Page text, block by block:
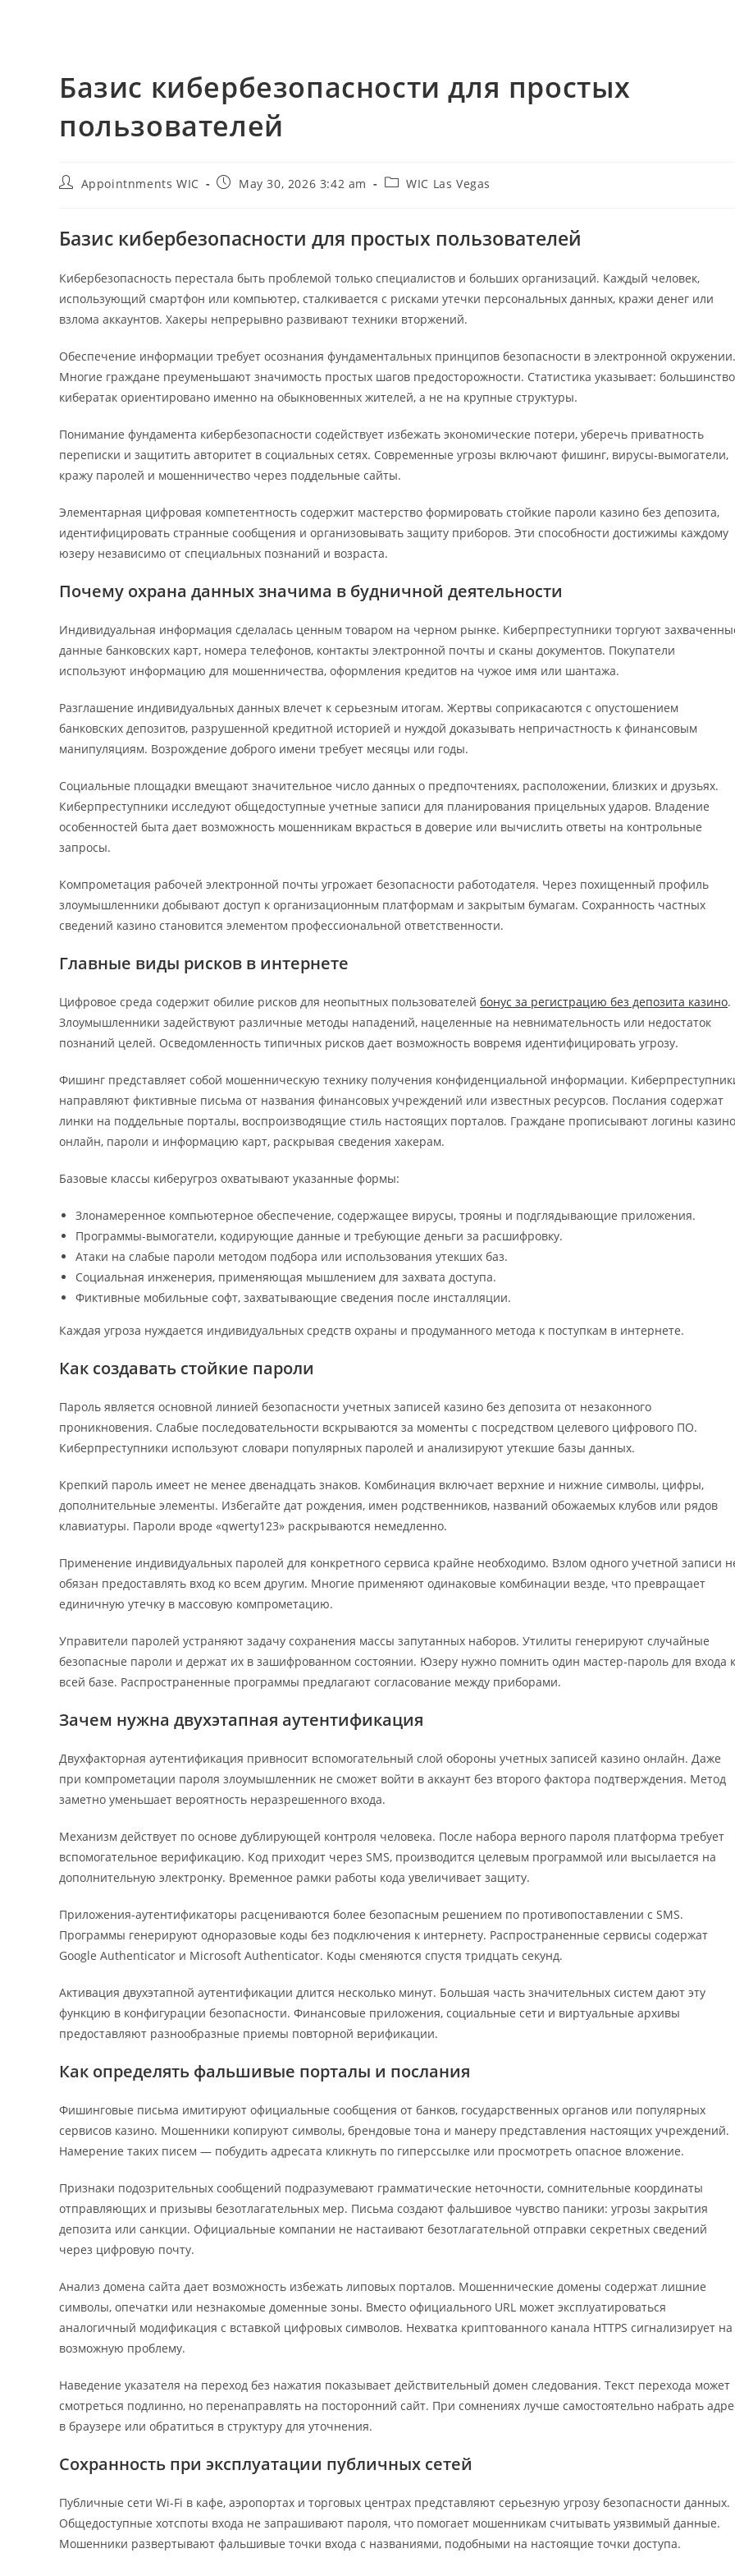
Базис кибербезопасности для простых
пользователей
PostAppointnments WIC
PostMay 30, 2026 3:42 am
PostWIC Las Vegas
Базис кибербезопасности для простых пользователей
Кибербезопасность перестала быть проблемой только специалистов и больших организаций. Каждый человек,
использующий смартфон или компьютер, сталкивается с рисками утечки персональных данных, кражи денег или
взлома аккаунтов. Хакеры непрерывно развивают техники вторжений.
Обеспечение информации требует осознания фундаментальных принципов безопасности в электронной окружении.
Многие граждане преуменьшают значимость простых шагов предосторожности. Статистика указывает: большинство
кибератак ориентировано именно на обыкновенных жителей, а не на крупные структуры.
Понимание фундамента кибербезопасности содействует избежать экономические потери, уберечь приватность
переписки и защитить авторитет в социальных сетях. Современные угрозы включают фишинг, вирусы-вымогатели,
кражу паролей и мошенничество через поддельные сайты.
Элементарная цифровая компетентность содержит мастерство формировать стойкие пароли казино без депозита,
идентифицировать странные сообщения и организовывать защиту приборов. Эти способности достижимы каждому
юзеру независимо от специальных познаний и возраста.
Почему охрана данных значима в будничной деятельности
Индивидуальная информация сделалась ценным товаром на черном рынке. Киберпреступники торгуют
данные банковских карт, номера телефонов, контакты электронной почты и сканы документов. Покупатели
используют информацию для мошенничества, оформления кредитов на чужое имя или шантажа.
Разглашение индивидуальных данных влечет к серьезным итогам. Жертвы соприкасаются с опустошением
банковских депозитов, разрушенной кредитной историей и нуждой доказывать непричастность к финансовым
манипуляциям. Возрождение доброго имени требует месяцы или годы.
Социальные площадки вмещают значительное число данных о предпочтениях, расположении, близких и друзьях.
Киберпреступники исследуют общедоступные учетные записи для планирования прицельных ударов. Владение
особенностей быта дает возможность мошенникам вкрасться в доверие или вычислить ответы на контрольные
запросы.
Компрометация рабочей электронной почты угрожает безопасности работодателя. Через похищенный профиль
злоумышленники добывают доступ к организационным платформам и закрытым бумагам. Сохранность частных
сведений казино становится элементом профессиональной ответственности.
Главные виды рисков в интернете
Цифровое среда содержит обилие рисков для неопытных пользователей бонус за регистрацию без депозита казино.
Злоумышленники задействуют различные методы нападений, нацеленные на невнимательность или недостаток
познаний целей. Осведомленность типичных рисков дает возможность вовремя идентифицировать угрозу.
Фишинг представляет собой мошенническую технику получения конфиденциальной информации.
направляют фиктивные письма от названия финансовых учреждений или известных ресурсов. Послания содержат
линки на поддельные порталы, воспроизводящие стиль настоящих порталов. Граждане прописывают логины казино
онлайн, пароли и информацию карт, раскрывая сведения хакерам.
Базовые классы киберугроз охватывают указанные формы:
Злонамеренное компьютерное обеспечение, содержащее вирусы, трояны и подглядывающие приложения.
Программы-вымогатели, кодирующие данные и требующие деньги за расшифровку.
Атаки на слабые пароли методом подбора или использования утекших баз.
Социальная инженерия, применяющая мышлением для захвата доступа.
Фиктивные мобильные софт, захватывающие сведения после инсталляции.
Каждая угроза нуждается индивидуальных средств охраны и продуманного метода к поступкам в интернете.
Как создавать стойкие пароли
Пароль является основной линией безопасности учетных записей казино без депозита от незаконного
проникновения. Слабые последовательности вскрываются за моменты с посредством целевого цифрового ПО.
Киберпреступники используют словари популярных паролей и анализируют утекшие базы данных.
Крепкий пароль имеет не менее двенадцать знаков. Комбинация включает верхние и нижние символы, цифры,
дополнительные элементы. Избегайте дат рождения, имен родственников, названий обожаемых клубов или рядов
клавиатуры. Пароли вроде «qwerty123» раскрываются немедленно.
Применение индивидуальных паролей для конкретного сервиса крайне необходимо. Взлом одного учетной записи
обязан предоставлять вход ко всем другим. Многие применяют одинаковые комбинации везде, что превращает
единичную утечку в массовую компрометацию.
Управители паролей устраняют задачу сохранения массы запутанных наборов. Утилиты генерируют случайные
безопасные пароли и держат их в зашифрованном состоянии. Юзеру нужно помнить один мастер-пароль для входа
всей базе. Распространенные программы предлагают согласование между приборами.
Зачем нужна двухэтапная аутентификация
Двухфакторная аутентификация привносит вспомогательный слой обороны учетных записей казино онлайн. Даже
при компрометации пароля злоумышленник не сможет войти в аккаунт без второго фактора подтверждения. Метод
заметно уменьшает вероятность неразрешенного входа.
Механизм действует по основе дублирующей контроля человека. После набора верного пароля платформа требует
вспомогательное верификацию. Код приходит через SMS, производится целевым программой или высылается на
дополнительную электронку. Временное рамки работы кода увеличивает защиту.
Приложения-аутентификаторы расцениваются более безопасным решением по противопоставлении с SMS.
Программы генерируют одноразовые коды без подключения к интернету. Распространенные сервисы содержат
Google Authenticator и Microsoft Authenticator. Коды сменяются спустя тридцать секунд.
Активация двухэтапной аутентификации длится несколько минут. Большая часть значительных систем дают эту
функцию в конфигурации безопасности. Финансовые приложения, социальные сети и виртуальные архивы
предоставляют разнообразные приемы повторной верификации.
Как определять фальшивые порталы и послания
Фишинговые письма имитируют официальные сообщения от банков, государственных органов или популярных
сервисов казино. Мошенники копируют символы, брендовые тона и манеру представления настоящих учреждений.
Намерение таких писем — побудить адресата кликнуть по гиперссылке или просмотреть опасное вложение.
Признаки подозрительных сообщений подразумевают грамматические неточности, сомнительные координаты
отправляющих и призывы безотлагательных мер. Письма создают фальшивое чувство паники: угрозы закрытия
депозита или санкции. Официальные компании не настаивают безотлагательной отправки секретных сведений
через цифровую почту.
Анализ домена сайта дает возможность избежать липовых порталов. Мошеннические домены содержат лишние
символы, опечатки или незнакомые доменные зоны. Вместо официального URL может эксплуатироваться
аналогичный модификация с вставкой цифровых символов. Нехватка криптованного канала HTTPS сигнализирует на
возможную проблему.
Наведение указателя на переход без нажатия показывает действительный домен следования. Текст перехода может
смотреться подлинно, но перенаправлять на посторонний сайт. При сомнениях лучше самостоятельно набрать
в браузере или обратиться в структуру для уточнения.
Сохранность при эксплуатации публичных сетей
Публичные сети Wi-Fi в кафе, аэропортах и торговых центрах представляют серьезную угрозу безопасности данных.
Общедоступные хотспоты входа не запрашивают пароля, что помогает мошенникам считывать уязвимый данные.
Мошенники развертывают фальшивые точки входа с названиями, подобными на настоящие точки доступа.